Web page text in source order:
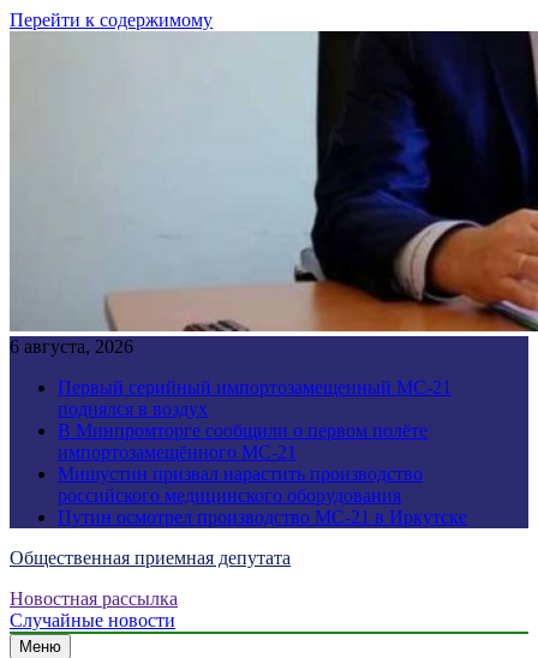
Перейти к содержимому
6 августа, 2026
Первый серийный импортозамещенный МС-21
поднялся в воздух
В Минпромторге сообщили о первом полёте
импортозамещённого МС-21
Мишустин призвал нарастить производство
российского медицинского оборудования
Путин осмотрел производство МС-21 в Иркутске
Общественная приемная депутата
Новостная рассылка
Случайные новости
Меню